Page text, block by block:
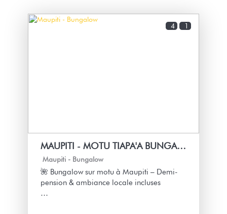
4 1
MAUPITI - MOTU TIAPA'A BUNGALOW PLAGE
Maupiti - Bungalow
🌺 Bungalow sur motu à Maupiti – Demi-
pension & ambiance locale incluses